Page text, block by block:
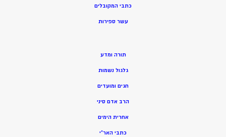
כתבי המקובלים
עשר ספירות
תורה ומדע
גלגול נשמות
חגים ומועדים
הרב אדם סיני
אחרית הימים
כתבי האר”י